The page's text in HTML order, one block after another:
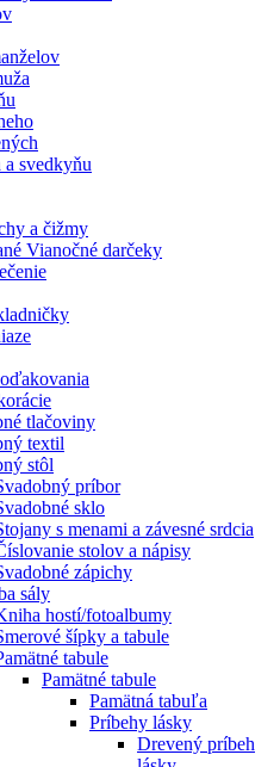
a svedkyňu
a čižmy
Vianočné darčeky
tlačoviny
textil
stôl
príbor
sklo
s menami a závesné srdcia
stolov a nápisy
zápichy
sály
hostí/fotoalbumy
šípky a tabule
tabule
Pamätné tabule
Pamätná tabuľa
Príbehy lásky
Drevený príbeh